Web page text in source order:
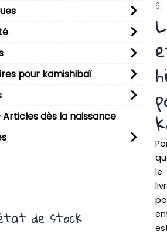
pour kamishibaï
dès la naissance
de stock
6
le